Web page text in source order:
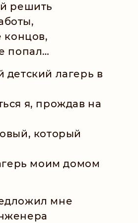
решить
концов,
попал…
детский лагерь в
я, прождав на
который
моим домом
мне